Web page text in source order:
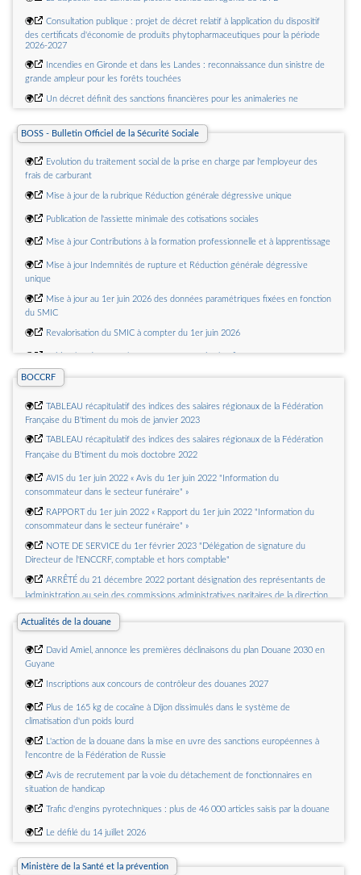
🌍
Consultation publique : projet de décret relatif à lapplication du dispositif
des certificats d'économie de produits phytopharmaceutiques pour la période
2026-2027
🌍
Incendies en Gironde et dans les Landes : reconnaissance dun sinistre de
grande ampleur pour les forêts touchées
🌍
Un décret définit des sanctions financières pour les animaleries ne
🌍 Conseils et réglementation : tout savoir sur les animaux de compagnie
🌍 Aides aux exploitations : classement en zone défavorisée
BOSS - Bulletin Officiel de la Sécurité Sociale
🌍
Evolution du traitement social de la prise en charge par l'employeur des
frais de carburant
🌍 Mise à jour de la rubrique Réduction générale dégressive unique
🌍 Publication de l'assiette minimale des cotisations sociales
🌍 Mise à jour Contributions à la formation professionnelle et à lapprentissage
🌍
Mise à jour Indemnités de rupture et Réduction générale dégressive
unique
🌍
Mise à jour au 1er juin 2026 des données paramétriques fixées en fonction
du SMIC
🌍 Revalorisation du SMIC à compter du 1er juin 2026
🌍
Publication dun questions-réponses contribution financière pour
lautonomie (CFA)
aléatoires
BOCCRF
🌍
TABLEAU récapitulatif des indices des salaires régionaux de la Fédération
Française du B'timent du mois de janvier 2023
🌍
TABLEAU récapitulatif des indices des salaires régionaux de la Fédération
Française du B'timent du mois doctobre 2022
🌍
AVIS du 1er juin 2022 « Avis du 1er juin 2022 "Information du
consommateur dans le secteur funéraire" »
🌍
RAPPORT du 1er juin 2022 « Rapport du 1er juin 2022 "Information du
consommateur dans le secteur funéraire" »
🌍
NOTE DE SERVICE du 1er février 2023 "Délégation de signature du
Directeur de l'ENCCRF, comptable et hors comptable"
🌍
ARRÊTÉ du 21 décembre 2022 portant désignation des représentants de
ladministration au sein des commissions administratives paritaires de la direction
🌍
ARRÊTÉ du 21 décembre 2022 portant désignation des représentants du
la concurrence, de la consommation et de la répression des fraudes
dans létiquetage des vins produits en France (cette liste annule et remplace la
liste publiée au Bulletin Officiel de la concurrence, de la consommation et de la
répression des fraudes n° 6 de juin 2022)
Actualités de la douane
🌍
David Amiel, annonce les premières déclinaisons du plan Douane 2030 en
Guyane
🌍 Inscriptions aux concours de contrôleur des douanes 2027
🌍
Plus de 165 kg de cocaïne à Dijon dissimulés dans le système de
climatisation d'un poids lourd
🌍
L'action de la douane dans la mise en uvre des sanctions européennes à
l'encontre de la Fédération de Russie
🌍
Avis de recrutement par la voie du détachement de fonctionnaires en
situation de handicap
🌍 Trafic d'engins pyrotechniques : plus de 46 000 articles saisis par la douane
🌍 Le défilé du 14 juillet 2026
🌍
Travailler en informatique à la douane - Ouverture du concours Inspecteur
PSE 2027
Ministère de la Santé et la prévention